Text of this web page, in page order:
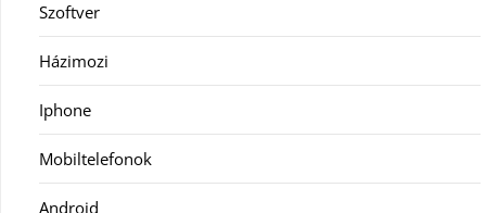
Szoftver
Házimozi
Iphone
Mobiltelefonok
Android